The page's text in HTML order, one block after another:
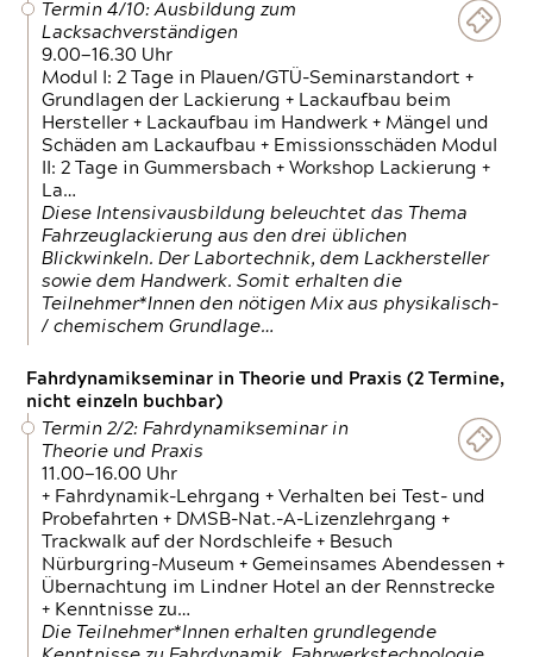
Termin 4/10: Ausbildung zum
Lacksachverständigen
9.00—16.30 Uhr
Modul I: 2 Tage in Plauen/GTÜ-Seminarstandort +
Grundlagen der Lackierung + Lackaufbau beim
Hersteller + Lackaufbau im Handwerk + Mängel und
Schäden am Lackaufbau + Emissionsschäden Modul
II: 2 Tage in Gummersbach + Workshop Lackierung +
La…
Diese Intensivausbildung beleuchtet das Thema
Fahrzeuglackierung aus den drei üblichen
Blickwinkeln. Der Labortechnik, dem Lackhersteller
sowie dem Handwerk. Somit erhalten die
Teilnehmer*Innen den nötigen Mix aus physikalisch-
/ chemischem Grundlage…
Fahrdynamikseminar in Theorie und Praxis (2 Termine,
nicht einzeln buchbar)
Termin 2/2: Fahrdynamikseminar in
Theorie und Praxis
11.00—16.00 Uhr
+ Fahrdynamik-Lehrgang + Verhalten bei Test- und
Probefahrten + DMSB-Nat.-A-Lizenzlehrgang +
Trackwalk auf der Nordschleife + Besuch
Nürburgring-Museum + Gemeinsames Abendessen +
Übernachtung im Lindner Hotel an der Rennstrecke
+ Kenntnisse zu…
Die Teilnehmer*Innen erhalten grundlegende